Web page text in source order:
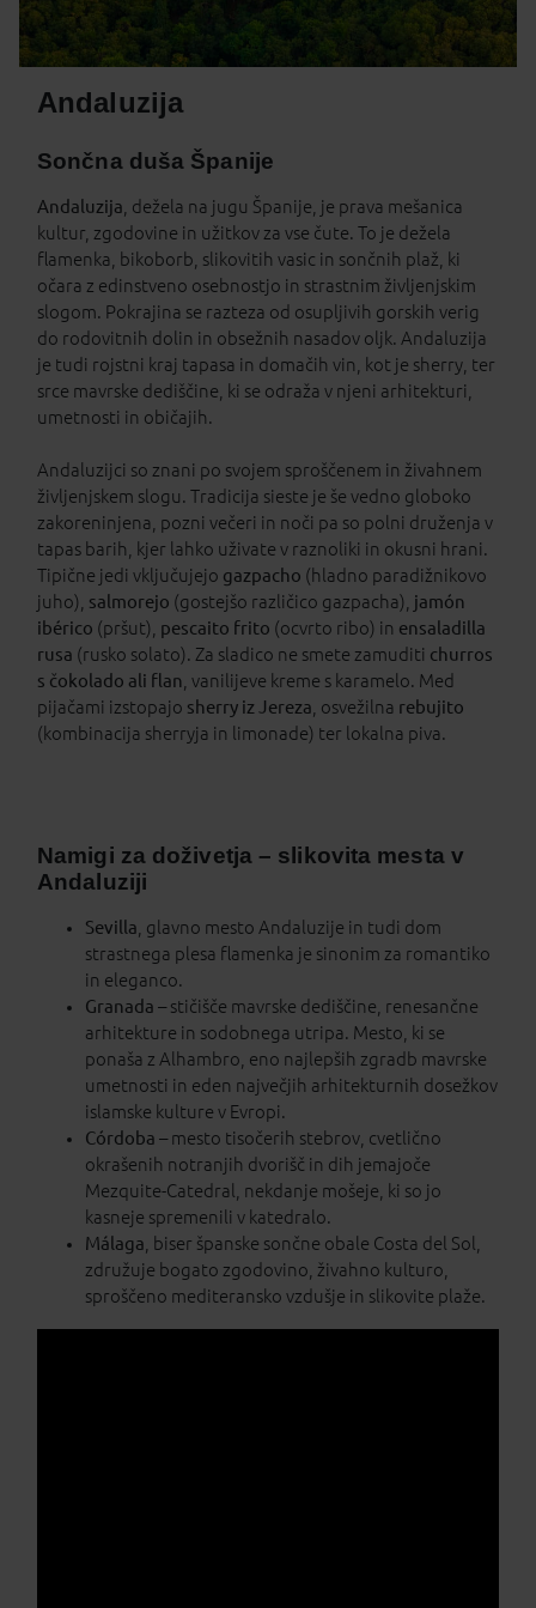
Andaluzija
Sončna duša Španije
Andaluzija , dežela na jugu Španije, je prava mešanica
kultur, zgodovine in užitkov za vse čute. To je dežela
flamenka, bikoborb, slikovitih vasic in sončnih plaž, ki
očara z edinstveno osebnostjo in strastnim življenjskim
slogom. Pokrajina se razteza od osupljivih gorskih verig
do rodovitnih dolin in obsežnih nasadov oljk. Andaluzija
je tudi rojstni kraj tapasa in domačih vin, kot je sherry, ter
srce mavrske dediščine, ki se odraža v njeni arhitekturi,
umetnosti in običajih.
Andaluzijci so znani po svojem sproščenem in živahnem
življenjskem slogu. Tradicija sieste je še vedno globoko
zakoreninjena, pozni večeri in noči pa so polni druženja v
tapas barih, kjer lahko uživate v raznoliki in okusni hrani.
Tipične jedi vključujejo gazpacho (hladno paradižnikovo
juho), salmorejo (gostejšo različico gazpacha), jamón
ibérico (pršut), pescaito frito (ocvrto ribo) in ensaladilla
rusa (rusko solato). Za sladico ne smete zamuditi churros
s čokolado ali flan , vanilijeve kreme s karamelo. Med
pijačami izstopajo sherry iz Jereza , osvežilna rebujito
(kombinacija sherryja in limonade) ter lokalna piva.
Namigi za doživetja – slikovita mesta v
Andaluziji
Sevilla , glavno mesto Andaluzije in tudi dom
strastnega plesa flamenka je sinonim za romantiko
in eleganco.
Granada – stičišče mavrske dediščine, renesančne
arhitekture in sodobnega utripa. Mesto, ki se
ponaša z Alhambro, eno najlepših zgradb mavrske
umetnosti in eden največjih arhitekturnih dosežkov
islamske kulture v Evropi.
Córdoba – mesto tisočerih stebrov, cvetlično
okrašenih notranjih dvorišč in dih jemajoče
Mezquite-Catedral, nekdanje mošeje, ki so jo
kasneje spremenili v katedralo.
Málaga , biser španske sončne obale Costa del Sol,
združuje bogato zgodovino, živahno kulturo,
sproščeno mediteransko vzdušje in slikovite plaže.